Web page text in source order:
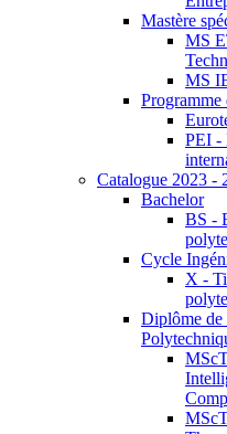
Mastère
MS
MS
Programme
PEI -
Catalogue 2023 -
Bachelor
BS -
Cycle
X -
Diplôme de